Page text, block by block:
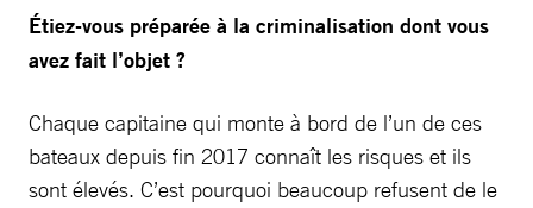
Étiez-vous préparée à la criminalisation dont vous
avez fait l’objet ?
Chaque capitaine qui monte à bord de l’un de ces
bateaux depuis fin 2017 connaît les risques et ils
sont élevés. C’est pourquoi beaucoup refusent de le